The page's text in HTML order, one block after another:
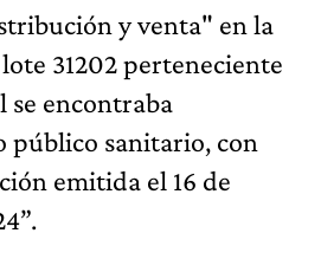
y venta" en la
31202 perteneciente
se encontraba
público sanitario, con
emitida el 16 de